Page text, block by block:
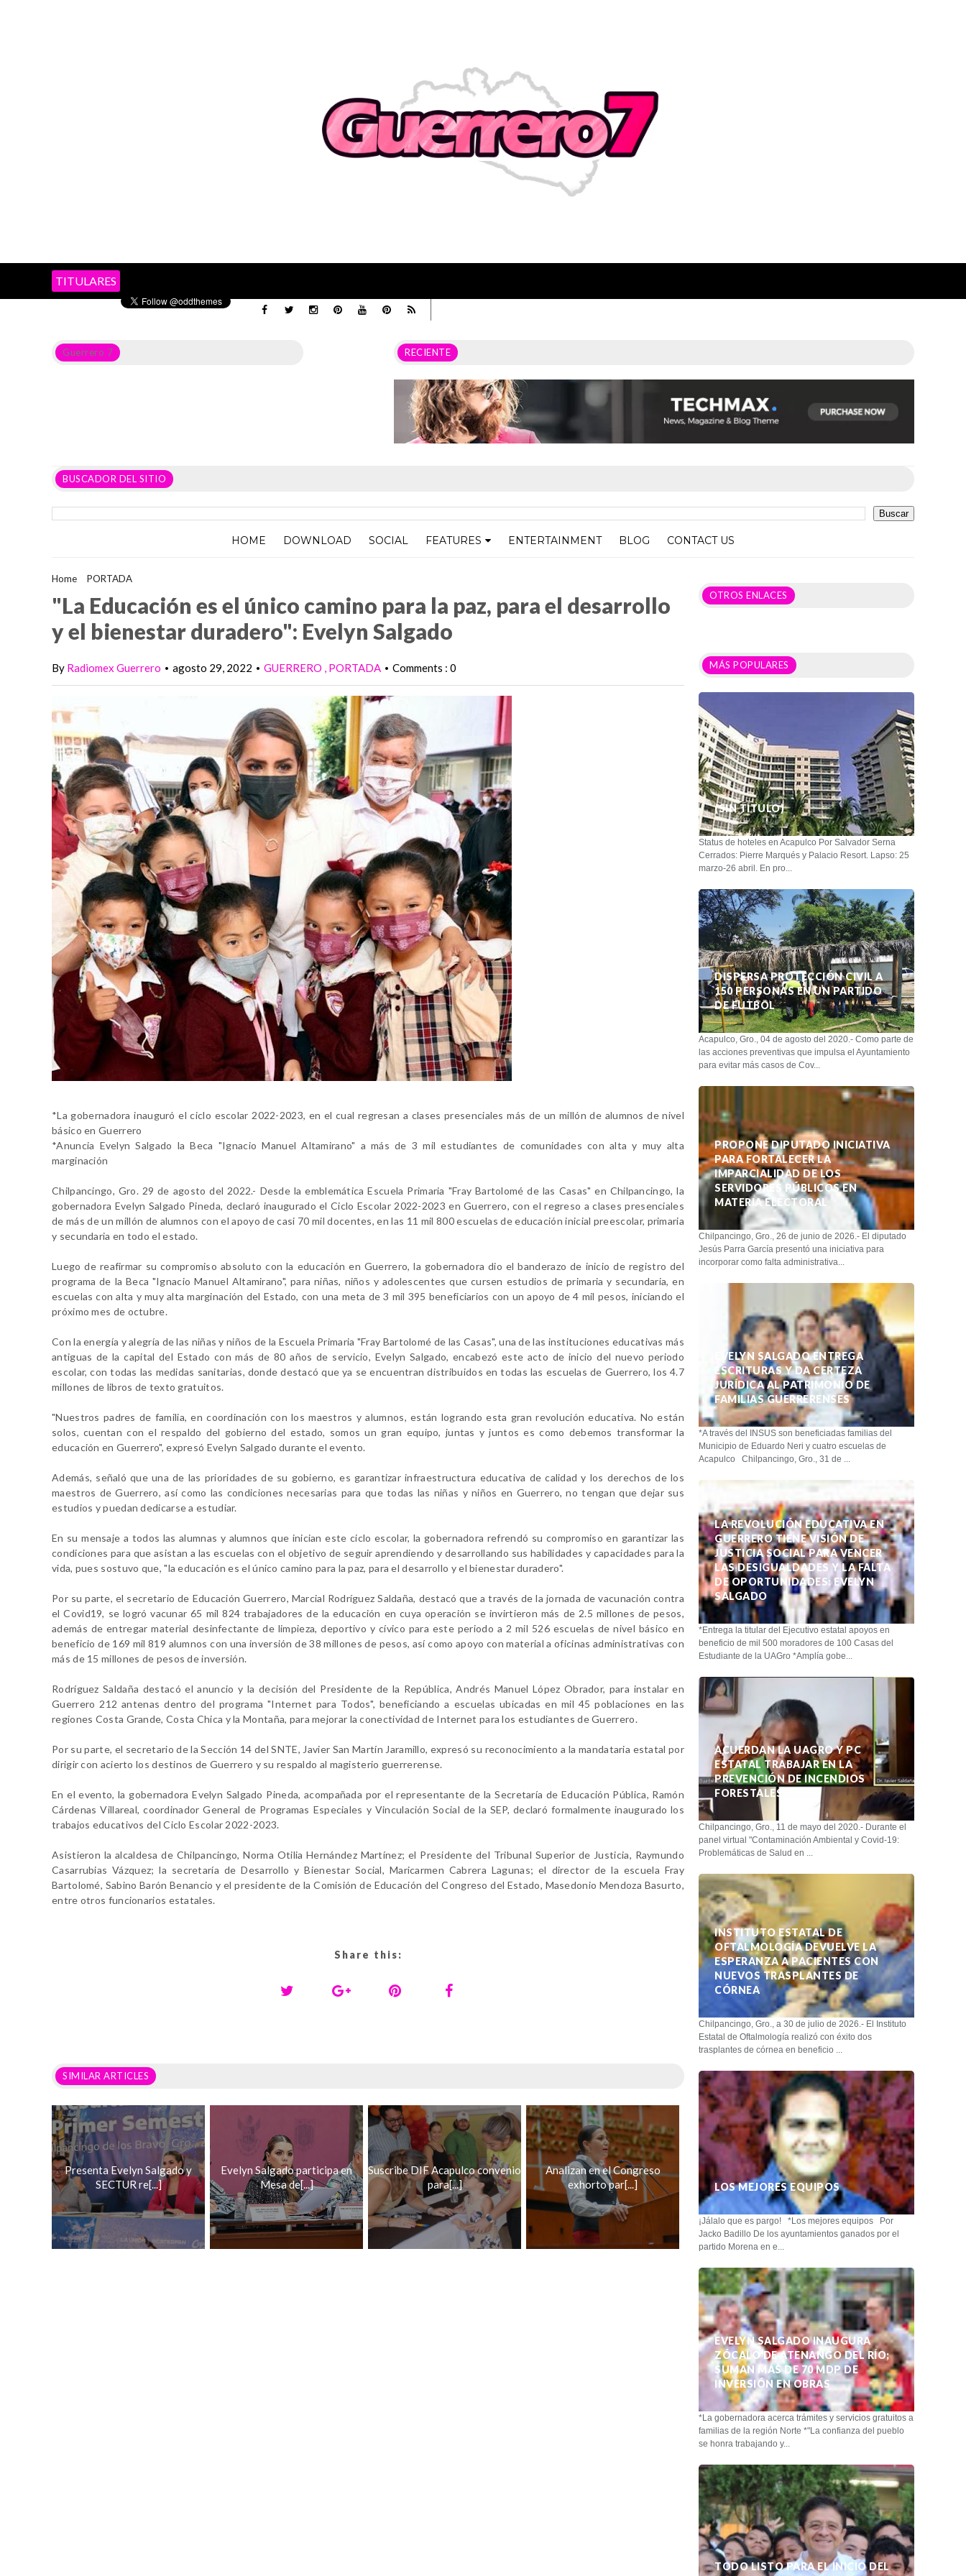
TITULARES
Guerrero 7 RECIENTE
BUSCADOR DEL SITIO
HOME DOWNLOAD SOCIAL FEATURES ENTERTAINMENT BLOG CONTACT US
Home PORTADA
"La Educación es el único camino para la paz, para el desarrollo
y el bienestar duradero": Evelyn Salgado
By Radiomex Guerrero • agosto 29, 2022 • GUERRERO PORTADA • Comments : 0
*La gobernadora inauguró el ciclo escolar 2022-2023, en el cual regresan a clases presenciales más de un millón de alumnos de nivel
básico en Guerrero
*Anuncia Evelyn Salgado la Beca "Ignacio Manuel Altamirano" a más de 3 mil estudiantes de comunidades con alta y muy alta
marginación
Chilpancingo, Gro. 29 de agosto del 2022.- Desde la emblemática Escuela Primaria "Fray Bartolomé de las Casas" en Chilpancingo, la
gobernadora Evelyn Salgado Pineda, declaró inaugurado el Ciclo Escolar 2022-2023 en Guerrero, con el regreso a clases presenciales
de más de un millón de alumnos con el apoyo de casi 70 mil docentes, en las 11 mil 800 escuelas de educación inicial preescolar, primaria
y secundaria en todo el estado.
Luego de reafirmar su compromiso absoluto con la educación en Guerrero, la gobernadora dio el banderazo de inicio de registro del
programa de la Beca "Ignacio Manuel Altamirano", para niñas, niños y adolescentes que cursen estudios de primaria y secundaria, en
escuelas con alta y muy alta marginación del Estado, con una meta de 3 mil 395 beneficiarios con un apoyo de 4 mil pesos, iniciando el
próximo mes de octubre.
Con la energía y alegría de las niñas y niños de la Escuela Primaria "Fray Bartolomé de las Casas", una de las instituciones educativas más
antiguas de la capital del Estado con más de 80 años de servicio, Evelyn Salgado, encabezó este acto de inicio del nuevo periodo
escolar, con todas las medidas sanitarias, donde destacó que ya se encuentran distribuidos en todas las escuelas de Guerrero, los 4.7
millones de libros de texto gratuitos.
"Nuestros padres de familia, en coordinación con los maestros y alumnos, están logrando esta gran revolución educativa. No están
solos, cuentan con el respaldo del gobierno del estado, somos un gran equipo, juntas y juntos es como debemos transformar la
educación en Guerrero", expresó Evelyn Salgado durante el evento.
Además, señaló que una de las prioridades de su gobierno, es garantizar infraestructura educativa de calidad y los derechos de los
maestros de Guerrero, así como las condiciones necesarias para que todas las niñas y niños en Guerrero, no tengan que dejar sus
estudios y puedan dedicarse a estudiar.
En su mensaje a todos las alumnas y alumnos que inician este ciclo escolar, la gobernadora refrendó su compromiso en garantizar las
condiciones para que asistan a las escuelas con el objetivo de seguir aprendiendo y desarrollando sus habilidades y capacidades para la
vida, pues sostuvo que, "la educación es el único camino para la paz, para el desarrollo y el bienestar duradero".
Por su parte, el secretario de Educación Guerrero, Marcial Rodríguez Saldaña, destacó que a través de la jornada de vacunación contra
el Covid19, se logró vacunar 65 mil 824 trabajadores de la educación en cuya operación se invirtieron más de 2.5 millones de pesos,
además de entregar material desinfectante de limpieza, deportivo y cívico para este periodo a 2 mil 526 escuelas de nivel básico en
beneficio de 169 mil 819 alumnos con una inversión de 38 millones de pesos, así como apoyo con material a oficinas administrativas con
más de 15 millones de pesos de inversión.
Rodríguez Saldaña destacó el anuncio y la decisión del Presidente de la República, Andrés Manuel López Obrador, para instalar en
Guerrero 212 antenas dentro del programa "Internet para Todos", beneficiando a escuelas ubicadas en mil 45 poblaciones en las
regiones Costa Grande, Costa Chica y la Montaña, para mejorar la conectividad de Internet para los estudiantes de Guerrero.
Por su parte, el secretario de la Sección 14 del SNTE, Javier San Martín Jaramillo, expresó su reconocimiento a la mandataria estatal por
dirigir con acierto los destinos de Guerrero y su respaldo al magisterio guerrerense.
En el evento, la gobernadora Evelyn Salgado Pineda, acompañada por el representante de la Secretaría de Educación Pública, Ramón
Cárdenas Villareal, coordinador General de Programas Especiales y Vinculación Social de la SEP, declaró formalmente inaugurado los
trabajos educativos del Ciclo Escolar 2022-2023.
Asistieron la alcaldesa de Chilpancingo, Norma Otilia Hernández Martínez; el Presidente del Tribunal Superior de Justicia, Raymundo
Casarrubias Vázquez; la secretaría de Desarrollo y Bienestar Social, Maricarmen Cabrera Lagunas; el director de la escuela Fray
Bartolomé, Sabino Barón Benancio y el presidente de la Comisión de Educación del Congreso del Estado, Masedonio Mendoza Basurto,
entre otros funcionarios estatales.
Share this:
SIMILAR ARTICLES
Presenta Evelyn Salgado y
SECTUR re[...]
Evelyn Salgado participa en
Mesa de[...]
Suscribe DIF Acapulco convenio
para[...]
Analizan en el Congreso
exhorto par[...]
OTROS ENLACES
MÁS POPULARES
(SIN TÍTULO)
Status de hoteles en Acapulco Por Salvador Serna
Cerrados: Pierre Marqués y Palacio Resort. Lapso: 25
marzo-26 abril. En pro...
DISPERSA PROTECCIÓN CIVIL A
150 PERSONAS EN UN PARTIDO
DE FUTBOL
Acapulco, Gro., 04 de agosto del 2020.- Como parte de
las acciones preventivas que impulsa el Ayuntamiento
para evitar más casos de Cov...
PROPONE DIPUTADO INICIATIVA
PARA FORTALECER LA
IMPARCIALIDAD DE LOS
SERVIDORES PÚBLICOS EN
MATERIA ELECTORAL
Chilpancingo, Gro., 26 de junio de 2026.- El diputado
Jesús Parra García presentó una iniciativa para
incorporar como falta administrativa...
EVELYN SALGADO ENTREGA
ESCRITURAS Y DA CERTEZA
JURÍDICA AL PATRIMONIO DE
FAMILIAS GUERRERENSES
*A través del INSUS son beneficiadas familias del
Municipio de Eduardo Neri y cuatro escuelas de
Acapulco Chilpancingo, Gro., 31 de ...
LA REVOLUCIÓN EDUCATIVA EN
GUERRERO TIENE VISIÓN DE
JUSTICIA SOCIAL PARA VENCER
LAS DESIGUALDADES Y LA FALTA
DE OPORTUNIDADES: EVELYN
SALGADO
*Entrega la titular del Ejecutivo estatal apoyos en
beneficio de mil 500 moradores de 100 Casas del
Estudiante de la UAGro *Amplía gobe...
ACUERDAN LA UAGRO Y PC
ESTATAL TRABAJAR EN LA
PREVENCIÓN DE INCENDIOS
FORESTALES
Chilpancingo, Gro., 11 de mayo del 2020.- Durante el
panel virtual "Contaminación Ambiental y Covid-19:
Problemáticas de Salud en ...
INSTITUTO ESTATAL DE
OFTALMOLOGÍA DEVUELVE LA
ESPERANZA A PACIENTES CON
NUEVOS TRASPLANTES DE
CÓRNEA
Chilpancingo, Gro., a 30 de julio de 2026.- El Instituto
Estatal de Oftalmología realizó con éxito dos
trasplantes de córnea en beneficio ...
LOS MEJORES EQUIPOS
¡Jálalo que es pargo! *Los mejores equipos Por
Jacko Badillo De los ayuntamientos ganados por el
partido Morena en e...
EVELYN SALGADO INAUGURA
ZÓCALO DE ATENANGO DEL RÍO;
SUMAN MÁS DE 70 MDP DE
INVERSIÓN EN OBRAS
*La gobernadora acerca trámites y servicios gratuitos a
familias de la región Norte *"La confianza del pueblo
se honra trabajando y...
TODO LISTO PARA EL INICIO DEL